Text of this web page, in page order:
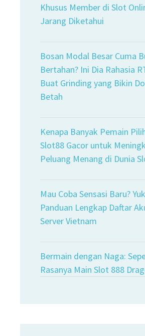
Khusus Member di Slot
Jarang Diketahui
Bosan Modal Besar Cuma
Bertahan? Ini Dia Rahasia
Buat Grinding yang Bikin
Betah
Kenapa Banyak Pemain
Slot88 Gacor untuk
Peluang Menang di Dunia
Mau Coba Sensasi Baru?
Panduan Lengkap Daftar
Server Vietnam
Bermain dengan Naga:
Rasanya Main Slot 888